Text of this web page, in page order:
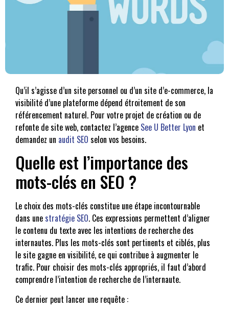
Qu’il s’agisse d’un site personnel ou d’un site d’e-commerce, la
visibilité d’une plateforme dépend étroitement de son
référencement naturel. Pour votre projet de création ou de
refonte de site web, contactez l’agence See U Better Lyon et
demandez un audit SEO selon vos besoins.
Quelle est l’importance des
mots-clés en SEO ?
Le choix des mots-clés constitue une étape incontournable
dans une stratégie SEO. Ces expressions permettent d’aligner
le contenu du texte avec les intentions de recherche des
internautes. Plus les mots-clés sont pertinents et ciblés, plus
le site gagne en visibilité, ce qui contribue à augmenter le
trafic. Pour choisir des mots-clés appropriés, il faut d’abord
comprendre l’intention de recherche de l’internaute.
Ce dernier peut lancer une requête :